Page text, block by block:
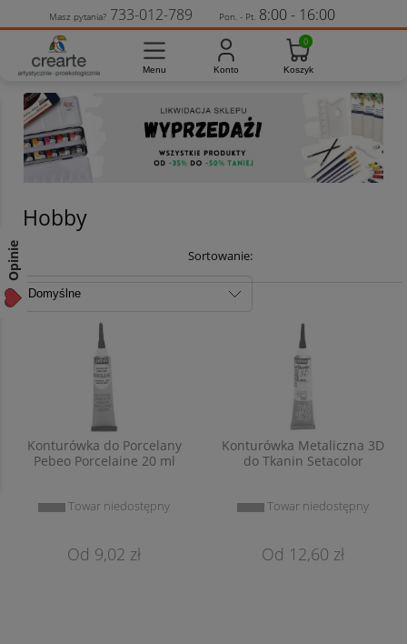
Hobby
Sortowanie:
Konturówka do Porcelany
Pebeo Porcelaine 20 ml
Towar niedostępny
9,02 zł
Konturówka Metaliczna 3D
do Tkanin Setacolor
Towar niedostępny
12,60 zł
Masz pytania? 733-012-789 Pon. - Pt. 8:00 - 16:00
Opinie